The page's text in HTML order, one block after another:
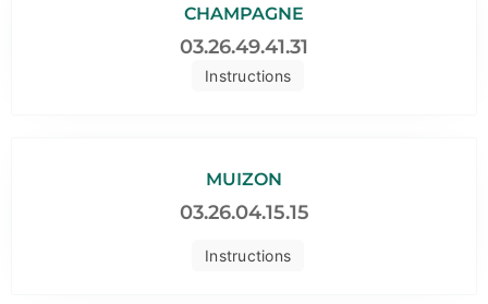
Instructions
CHAMPAGNE
03.26.49.41.31
Instructions
MUIZON
03.26.04.15.15